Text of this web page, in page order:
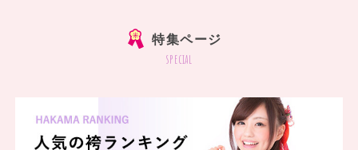
特集ページ
special